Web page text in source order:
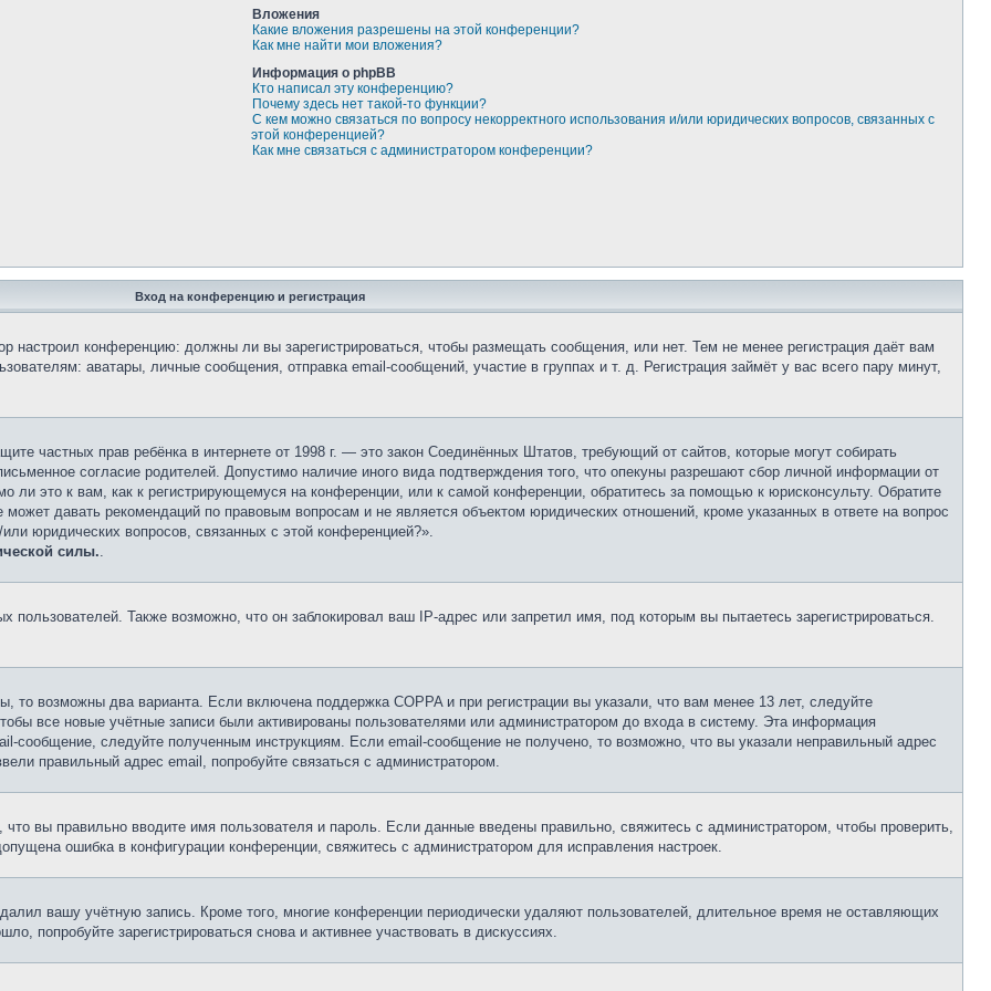
Вложения
Какие вложения разрешены на этой конференции?
Как мне найти мои вложения?
Информация о phpBB
Кто написал эту конференцию?
Почему здесь нет такой-то функции?
С кем можно связаться по вопросу некорректного использования и/или юридических вопросов, связанных с
этой конференцией?
Как мне связаться с администратором конференции?
Вход на конференцию и регистрация
настроил конференцию: должны ли вы зарегистрироваться, чтобы размещать сообщения, или нет. Тем не менее регистрация даёт вам
аватары, личные сообщения, отправка email-сообщений, участие в группах и т. д. Регистрация займёт у вас всего пару минут,
частных прав ребёнка в интернете от 1998 г. — это закон Соединённых Штатов, требующий от сайтов, которые могут собирать
согласие родителей. Допустимо наличие иного вида подтверждения того, что опекуны разрешают сбор личной информации от
это к вам, как к регистрирующемуся на конференции, или к самой конференции, обратитесь за помощью к юрисконсульту. Обратите
давать рекомендаций по правовым вопросам и не является объектом юридических отношений, кроме указанных в ответе на вопрос
юридических вопросов, связанных с этой конференцией?».
силы..
Также возможно, что он заблокировал ваш IP-адрес или запретил имя, под которым вы пытаетесь зарегистрироваться.
то возможны два варианта. Если включена поддержка COPPA и при регистрации вы указали, что вам менее 13 лет, следуйте
все новые учётные записи были активированы пользователями или администратором до входа в систему. Эта информация
сообщение, следуйте полученным инструкциям. Если email-сообщение не получено, то возможно, что вы указали неправильный адрес
правильный адрес email, попробуйте связаться с администратором.
вы правильно вводите имя пользователя и пароль. Если данные введены правильно, свяжитесь с администратором, чтобы проверить,
ошибка в конфигурации конференции, свяжитесь с администратором для исправления настроек.
вашу учётную запись. Кроме того, многие конференции периодически удаляют пользователей, длительное время не оставляющих
попробуйте зарегистрироваться снова и активнее участвовать в дискуссиях.